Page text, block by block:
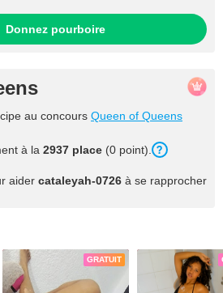
Donnez pourboire
au concours Queen of Queens
à la 2937 place (0 point).
aider cataleyah-0726 à se rapprocher
GRATUIT